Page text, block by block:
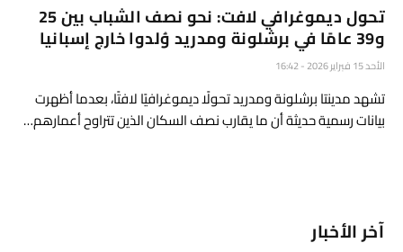
تحول ديموغرافي لافت: نحو نصف الشباب بين 25
و39 عامًا في برشلونة ومدريد وُلدوا خارج إسبانيا
الأحد 15 فبراير 2026 - 16:42
تشهد مدينتا برشلونة ومدريد تحولًا ديموغرافيًا لافتًا، بعدما أظهرت
بيانات رسمية حديثة أن ما يقارب نصف السكان الذين تتراوح أعمارهم…
آخر الأخبار